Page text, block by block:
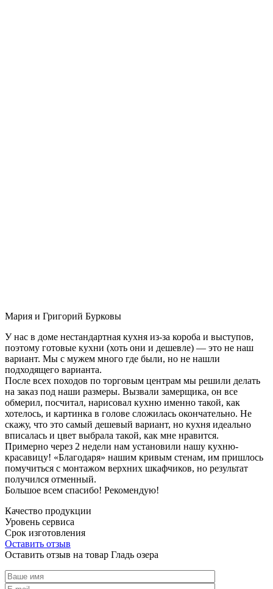
Мария и Григорий Бурковы
У нас в доме нестандартная кухня из-за короба и выступов,
поэтому готовые кухни (хоть они и дешевле) — это не наш
вариант. Мы с мужем много где были, но не нашли
подходящего варианта.
После всех походов по торговым центрам мы решили делать
на заказ под наши размеры. Вызвали замерщика, он все
обмерил, посчитал, нарисовал кухню именно такой, как
хотелось, и картинка в голове сложилась окончательно. Не
скажу, что это самый дешевый вариант, но кухня идеально
вписалась и цвет выбрала такой, как мне нравится.
Примерно через 2 недели нам установили нашу кухню-
красавицу! «Благодаря» нашим кривым стенам, им пришлось
помучиться с монтажом верхних шкафчиков, но результат
получился отменный.
Большое всем спасибо! Рекомендую!
Качество продукции
Уровень сервиса
Срок изготовления
Оставить отзыв
Оставить отзыв на товар Гладь озера